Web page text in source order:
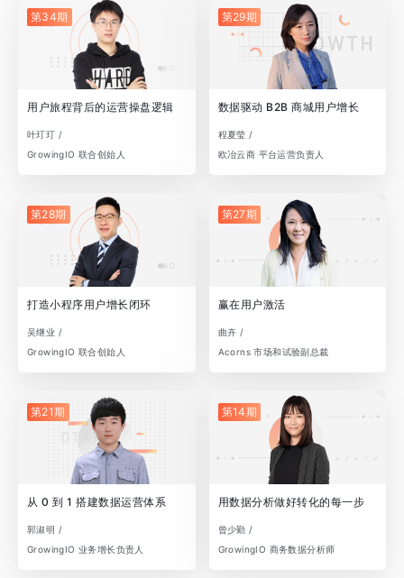
第34期
用户旅程背后的运营操盘逻辑
叶玎玎 /
GrowingIO 联合创始人
第29期
数据驱动 B2B 商城用户增长
程夏莹 /
欧冶云商 平台运营负责人
第28期
打造小程序用户增长闭环
吴继业 /
GrowingIO 联合创始人
第27期
赢在用户激活
曲卉 /
Acorns 市场和试验副总裁
第21期
从 0 到 1 搭建数据运营体系
郭淑明 /
GrowingIO 业务增长负责人
第14期
用数据分析做好转化的每一步
曾少勤 /
GrowingIO 商务数据分析师